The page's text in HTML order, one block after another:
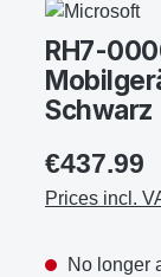
RH7-
Schwarz
€437.99
Prices incl.
No longer